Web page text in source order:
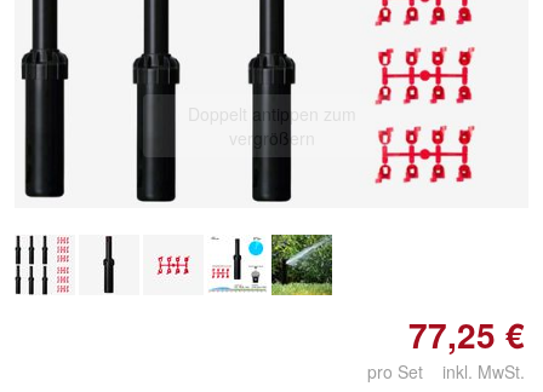
Doppelt antippen zum
vergrößern
77,25 €
pro Set inkl. MwSt.